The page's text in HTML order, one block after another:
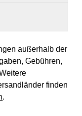
außerhalb der
Gebühren,
finden
.